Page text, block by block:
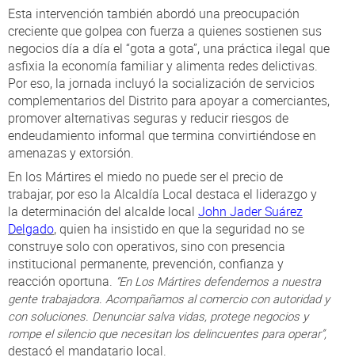
Esta intervención también abordó una preocupación
creciente que golpea con fuerza a quienes sostienen sus
negocios día a día el “gota a gota”, una práctica ilegal que
asfixia la economía familiar y alimenta redes delictivas.
Por eso, la jornada incluyó la socialización de servicios
complementarios del Distrito para apoyar a comerciantes,
promover alternativas seguras y reducir riesgos de
endeudamiento informal que termina convirtiéndose en
amenazas y extorsión.
En los Mártires el miedo no puede ser el precio de
trabajar, por eso la Alcaldía Local destaca el liderazgo y
la determinación del alcalde local John Jader Suárez
Delgado, quien ha insistido en que la seguridad no se
construye solo con operativos, sino con presencia
institucional permanente, prevención, confianza y
reacción oportuna. “En Los Mártires defendemos a nuestra
gente trabajadora. Acompañamos al comercio con autoridad y
con soluciones. Denunciar salva vidas, protege negocios y
rompe el silencio que necesitan los delincuentes para operar”,
destacó el mandatario local.